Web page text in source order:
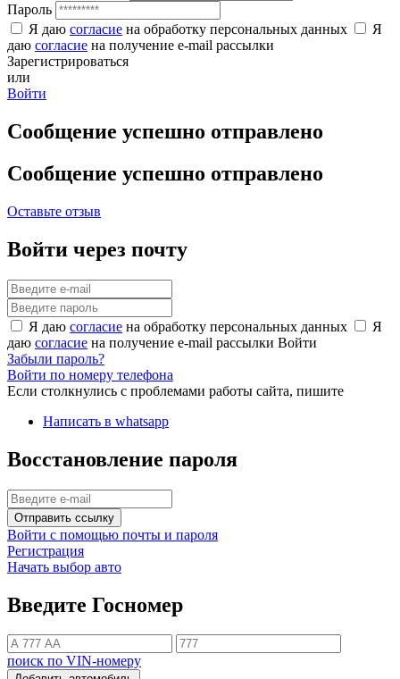
Пароль
Я даю согласие на обработку персональных данных
Я
даю согласие на получение e-mail рассылки
Зарегистрироваться
или
Войти
Сообщение успешно отправлено
Сообщение успешно отправлено
Оставьте отзыв
Войти через почту
Я даю согласие на обработку персональных данных
Я
даю согласие на получение e-mail рассылки Войти
Забыли пароль?
Войти по номеру телефона
Если столкнулись с проблемами работы сайта, пишите
Написать в whatsapp
Восстановление пароля
Отправить ссылку
Войти с помощью почты и пароля
Регистрация
Начать выбор авто
Введите Госномер
поиск по VIN-номеру